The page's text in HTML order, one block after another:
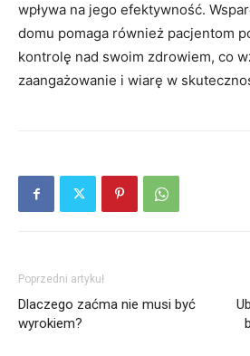
wpływa na jego efektywność.
domu pomaga również pacjentom
kontrolę nad swoim zdrowiem, co
zaangażowanie i wiarę w
Poprzedni artykuł
Dlaczego zaćma nie musi być
wyrokiem?